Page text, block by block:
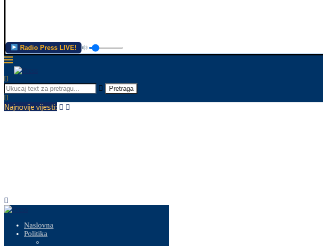
Radio Press LIVE!
Pretraga
Najnovije vijesti:
Naslovna
Politika